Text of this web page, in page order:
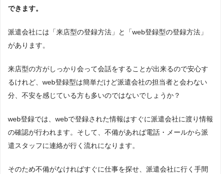
できます。
派遣会社には「来店型の登録方法」と「web登録型の登録方法」
があります。
来店型の方がしっかり会って会話をすることが出来るので安心す
るけれど、web登録型は簡単だけど派遣会社の担当者と会わない
分、不安を感じている方も多いのではないでしょうか？
web登録では、webで登録された情報はすぐに派遣会社に渡り情報
の確認が行われます。そして、不備があれば電話・メールから派
遣スタッフに連絡が行く流れになります。
そのため不備がなければすぐに仕事を探せ、派遣会社に行く手間